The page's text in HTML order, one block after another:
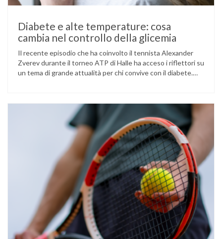
Diabete e alte temperature: cosa
cambia nel controllo della glicemia
Il recente episodio che ha coinvolto il tennista Alexander
Zverev durante il torneo ATP di Halle ha acceso i riflettori su
un tema di grande attualità per chi convive con il diabete.
glucosio lo aveva portato …